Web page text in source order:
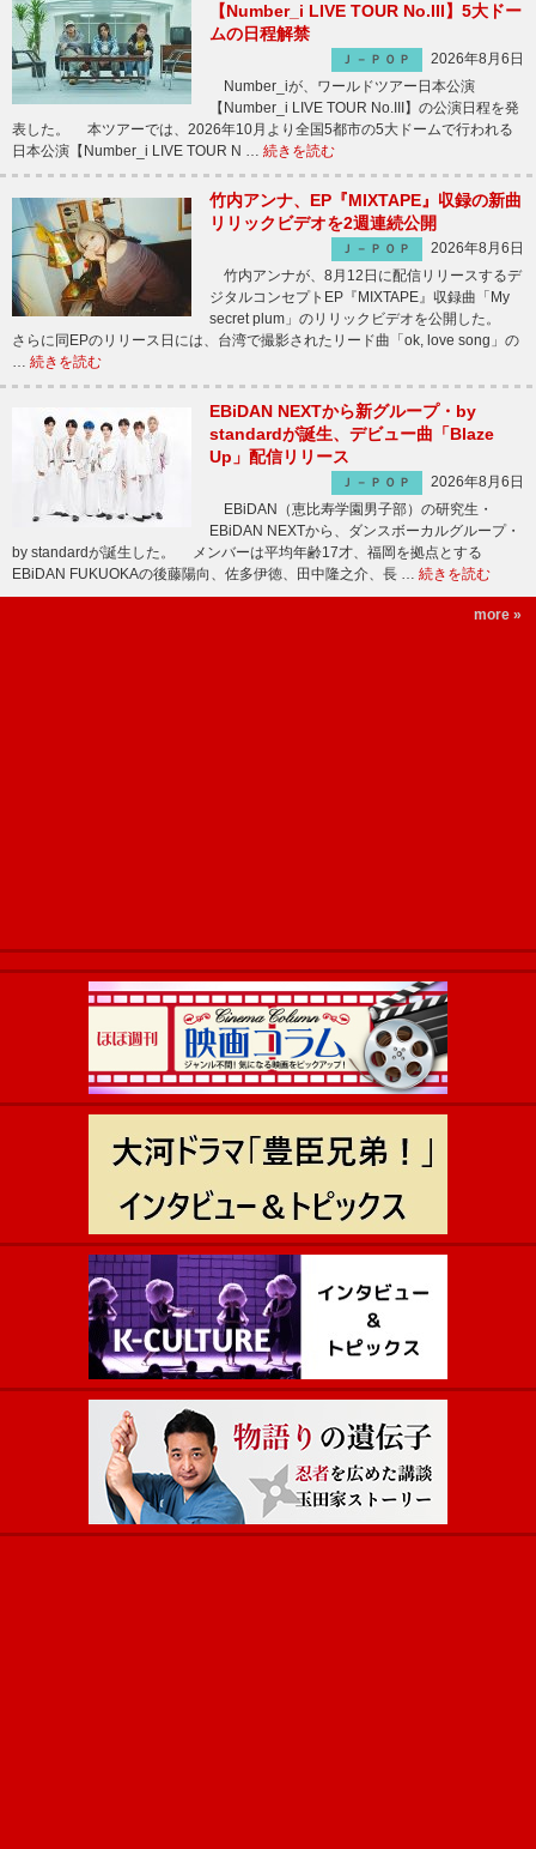
【Number_i LIVE TOUR No.III】5大ドー
ムの日程解禁
Ｊ－ＰＯＰ
2026年8月6日
Number_iが、ワールドツアー日本公演
【Number_i LIVE TOUR No.III】の公演日程を発
表した。 本ツアーでは、2026年10月より全国5都市の5大ドームで行われる
日本公演【Number_i LIVE TOUR N … 続きを読む
竹内アンナ、EP『MIXTAPE』収録の新曲
リリックビデオを2週連続公開
Ｊ－ＰＯＰ
2026年8月6日
竹内アンナが、8月12日に配信リリースするデ
ジタルコンセプトEP『MIXTAPE』収録曲「My
secret plum」のリリックビデオを公開した。
さらに同EPのリリース日には、台湾で撮影されたリード曲「ok, love song」の
… 続きを読む
EBiDAN NEXTから新グループ・by
standardが誕生、デビュー曲「Blaze
Up」配信リリース
Ｊ－ＰＯＰ
2026年8月6日
EBiDAN（恵比寿学園男子部）の研究生・
EBiDAN NEXTから、ダンスボーカルグループ・
by standardが誕生した。 メンバーは平均年齢17才、福岡を拠点とする
EBiDAN FUKUOKAの後藤陽向、佐多伊徳、田中隆之介、長 … 続きを読む
more »